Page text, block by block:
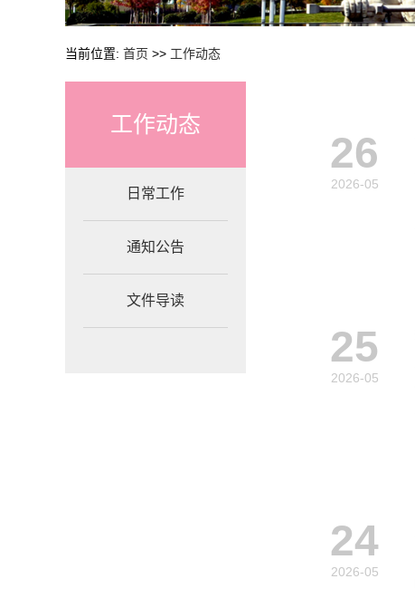
当前位置: 首页 >> 工作动态
工作动态
日常工作
通知公告
文件导读
26
2026-05
25
2026-05
24
2026-05